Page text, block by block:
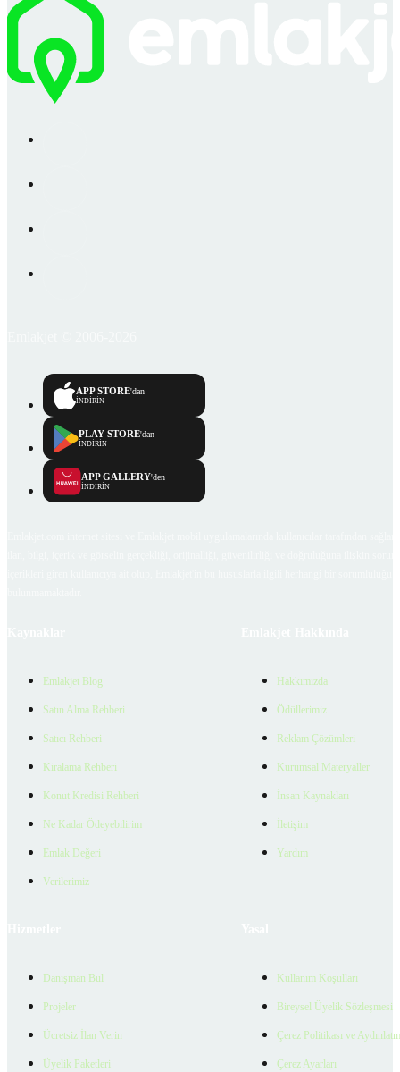
APP STORE'dan
İNDİRİN
PLAY STORE'dan
İNDİRİN
APP GALLERY'den
İNDİRİN
Emlakjet Blog
Satın Alma Rehberi
Satıcı Rehberi
Kiralama Rehberi
Konut Kredisi Rehberi
Ne Kadar Ödeyebilirim
Emlak Değeri
Verilerimiz
Hakkımızda
Ödüllerimiz
Reklam Çözümleri
Kurumsal Materyaller
İnsan Kaynakları
İletişim
Yardım
Danışman Bul
Projeler
Ücretsiz İlan Verin
Üyelik Paketleri
Kullanım Koşulları
Bireysel Üyelik Sözleşmesi
Çerez Politikası ve
Çerez Ayarları